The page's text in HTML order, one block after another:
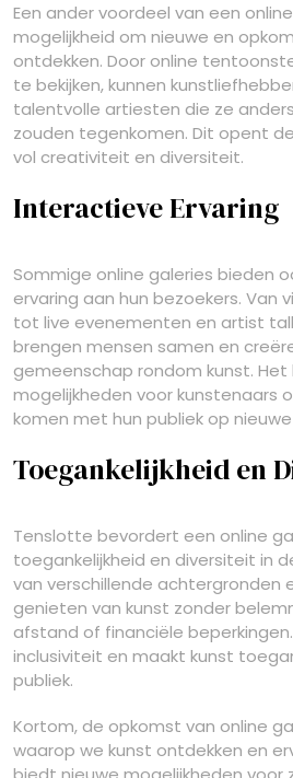
Een ander voordeel van een
mogelijkheid om nieuwe en
ontdekken. Door online
te bekijken, kunnen
talentvolle artiesten die ze
zouden tegenkomen. Dit opent
vol creativiteit en diversiteit.
Interactieve Ervaring
Sommige online galeries bieden
ervaring aan hun bezoekers. Van
tot live evenementen en artist
brengen mensen samen en
gemeenschap rondom kunst.
mogelijkheden voor kunstenaars
komen met hun publiek op
Toegankelijkheid en
Tenslotte bevordert een online
toegankelijkheid en diversiteit in
van verschillende achtergronden
genieten van kunst zonder
afstand of financiële
inclusiviteit en maakt kunst
publiek.
Kortom, de opkomst van online
waarop we kunst ontdekken en